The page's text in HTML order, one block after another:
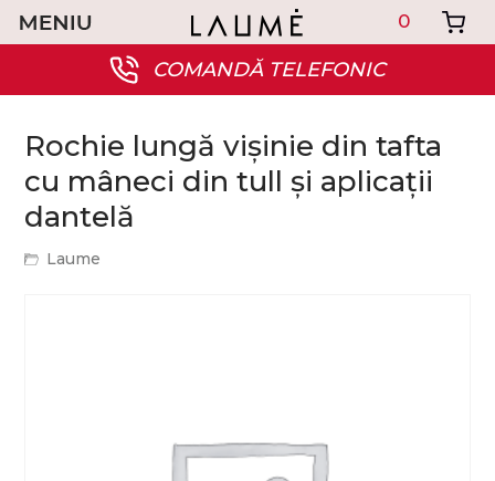
COMANDĂ TELEFONIC
0
Rochie lungă vișinie din tafta
cu mâneci din tull și aplicații
dantelă
Laume